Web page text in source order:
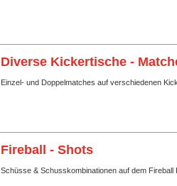
Diverse Kickertische -
Einzel- und Doppelmatches auf verschiedenen
Fireball - Shots
Schüsse & Schusskombinationen auf dem Fireball